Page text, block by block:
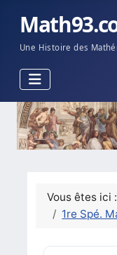
Une Histoire des
Vous êtes ici :
1re Spé.